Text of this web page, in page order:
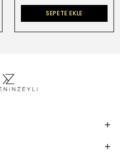
SEPETE EKLE